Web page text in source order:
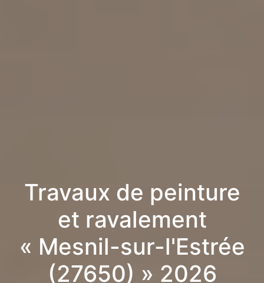
Travaux de peinture
et ravalement
« Mesnil-sur-l'Estrée
(27650) » 2026